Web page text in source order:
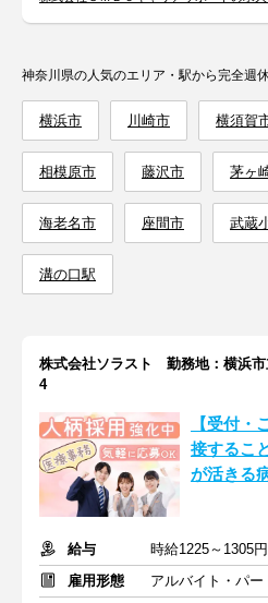
神奈川県の人気のエリア・駅から完全週
横浜市 川崎市 横須賀
相模原市 藤沢市 茅ヶ
海老名市 座間市 武蔵
溝の口駅
株式会社ソラスト 勤務地：横浜市
4
【受付・
接するこ
が活きる
給与
時給1225～1305円
雇用形態
アルバイト・パー